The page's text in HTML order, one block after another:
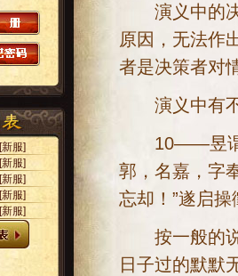
[新服]
[新服]
[新服]
[新服]
[新服]
演义中的决
原因，无法作
者是决策者对
演义中有不
10——昱谓荀
郭，名嘉，字
忘却！”遂启
按一般的说
日子过的默默